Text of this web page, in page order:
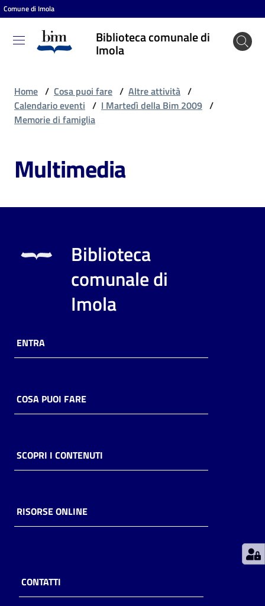
Vai al contenuto
Vai alla navigazione
Vai al footer
Comune di Imola
Biblioteca comunale di
Imola
Biblioteca
comunale
Cosa
fare
Scopri
online
Piani
Decentrate
Home / Cosa puoi fare / Altre attività /
Calendario eventi / I Martedì della Bim 2009 /
Memorie di famiglia
Multimedia
Biblioteca
comunale di
Imola
ENTRA
COSA PUOI FARE
SCOPRI I CONTENUTI
RISORSE ONLINE
CONTATTI